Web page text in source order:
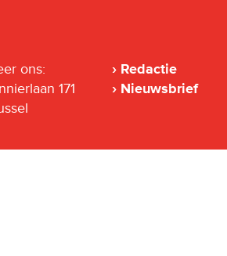
ons:
171
Redactie
Nieuwsbrief